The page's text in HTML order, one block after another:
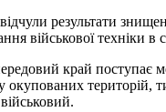
результати
військової техніки в
край поступає
окупованих